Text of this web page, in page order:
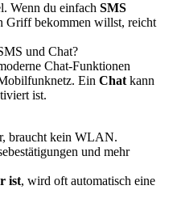
Wenn du einfach SMS
Griff bekommen willst, reicht
und Chat?
Chat-Funktionen
Ein Chat kann
ist.
braucht kein WLAN.
und mehr
ist, wird oft automatisch eine